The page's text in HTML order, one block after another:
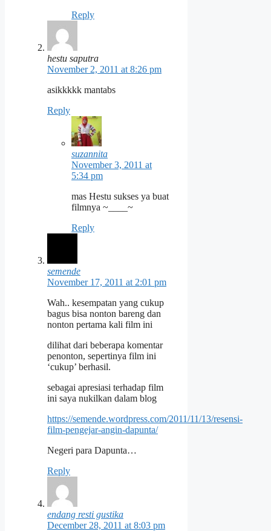
Reply
hestu saputra
November 2, 2011 at 8:26 pm
asikkkkk mantabs
Reply
suzannita
November 3, 2011 at
5:34 pm
mas Hestu sukses ya buat
filmnya ~____~
Reply
semende
November 17, 2011 at 2:01 pm
Wah.. kesempatan yang cukup
bagus bisa nonton bareng dan
nonton pertama kali film ini
dilihat dari beberapa komentar
penonton, sepertinya film ini
‘cukup’ berhasil.
sebagai apresiasi terhadap film
ini saya nukilkan dalam blog
https://semende.wordpress.com/2011/11/13/resensi-
film-pengejar-angin-dapunta/
Negeri para Dapunta…
Reply
endang resti gustika
December 28, 2011 at 8:03 pm